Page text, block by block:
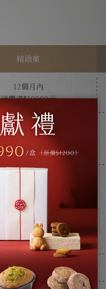
精緻菓
12個月內
消費滿$10000元
贈$150元
生日禮金*
不限金額享有一次
單筆消費95折優惠
12個月